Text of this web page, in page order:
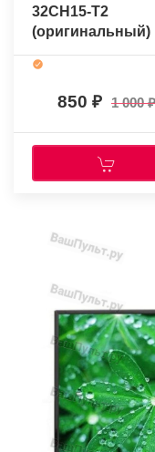
32CH15-T2
(оригинальный)
850 1 000